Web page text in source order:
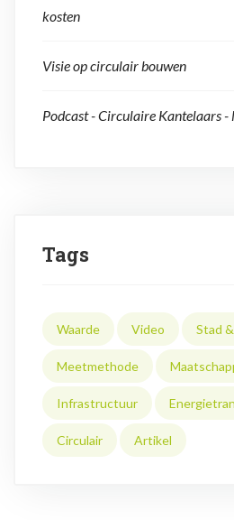
kosten
Visie op circulair bouwen
Podcast - Circulaire Kantelaars
Tags
Waarde Video Stad
Meetmethode
Infrastructuur
Circulair Artikel